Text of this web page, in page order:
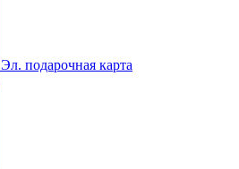
Эл. подарочная карта